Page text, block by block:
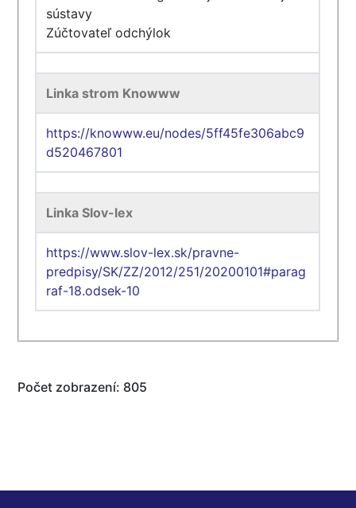
sústavy
Zúčtovateľ odchýlok
Linka strom Knowww
https://knowww.eu/nodes/5ff45fe306abc9
d520467801
Linka Slov-lex
https://www.slov-lex.sk/pravne-
predpisy/SK/ZZ/2012/251/20200101#parag
raf-18.odsek-10
Počet zobrazení: 805